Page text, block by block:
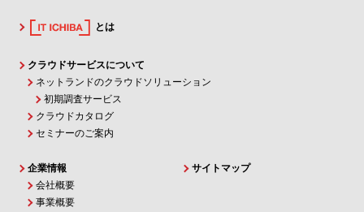
とは
クラウドサービスについて
ネットランドのクラウドソリューション
初期調査サービス
クラウドカタログ
セミナーのご案内
企業情報
会社概要
事業概要
サイトマップ